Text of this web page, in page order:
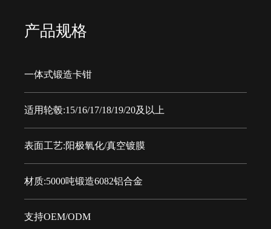
产品规格
一体式锻造卡钳
适用轮毂:15/16/17/18/19/20及以上
表面工艺:阳极氧化/真空镀膜
材质:5000吨锻造6082铝合金
支持OEM/ODM